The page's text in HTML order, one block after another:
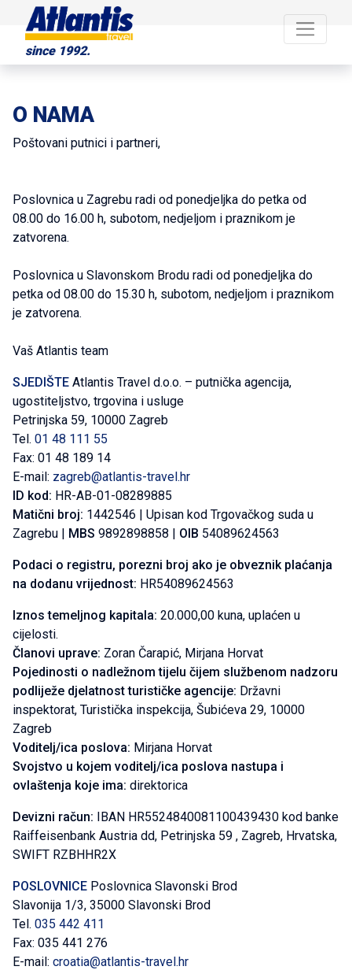
since 1992.
O NAMA
Poštovani putnici i partneri,
Poslovnica u Zagrebu radi od ponedjeljka do petka od
08.00 do 16.00 h, subotom, nedjeljom i praznikom je
zatvorena.
Poslovnica u Slavonskom Brodu radi od ponedjeljka do
petka od 08.00 do 15.30 h, subotom, nedjeljom i praznikom
je zatvorena.
Vaš Atlantis team
SJEDIŠTE Atlantis Travel d.o.o. – putnička agencija,
ugostiteljstvo, trgovina i usluge
Petrinjska 59, 10000 Zagreb
Tel. 01 48 111 55
Fax: 01 48 189 14
E-mail: zagreb@atlantis-travel.hr
ID kod: HR-AB-01-08289885
Matični broj: 1442546 | Upisan kod Trgovačkog suda u
Zagrebu | MBS 9892898858 | OIB 54089624563
Podaci o registru, porezni broj ako je obveznik plaćanja
na dodanu vrijednost: HR54089624563
Iznos temeljnog kapitala: 20.000,00 kuna, uplaćen u
cijelosti.
Članovi uprave: Zoran Čarapić, Mirjana Horvat
Pojedinosti o nadležnom tijelu čijem službenom nadzoru
podliježe djelatnost turističke agencije: Državni
inspektorat, Turistička inspekcija, Šubićeva 29, 10000
Zagreb
Voditelj/ica poslova: Mirjana Horvat
Svojstvo u kojem voditelj/ica poslova nastupa i
ovlaštenja koje ima: direktorica
Devizni račun: IBAN HR5524840081100439430 kod banke
Raiffeisenbank Austria dd, Petrinjska 59 , Zagreb, Hrvatska,
SWIFT RZBHHR2X
POSLOVNICE Poslovnica Slavonski Brod
Slavonija 1/3, 35000 Slavonski Brod
Tel. 035 442 411
Fax: 035 441 276
E-mail: croatia@atlantis-travel.hr